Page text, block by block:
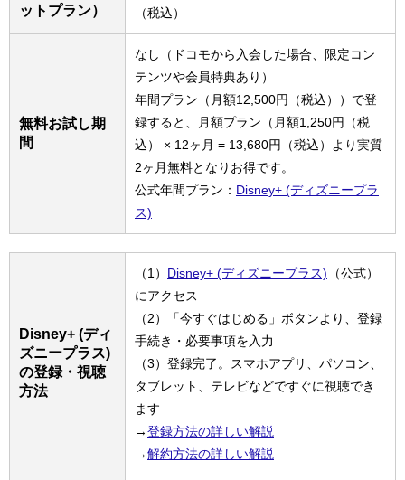
ットプラン）
（税込）
無料お試し期
間
なし（ドコモから入会した場合、限定コン
テンツや会員特典あり）
年間プラン（月額12,500円（税込））で登
録すると、月額プラン（月額1,250円（税
込） × 12ヶ月 = 13,680円（税込）より実質
2ヶ月無料となりお得です。
公式年間プラン： Disney+ (ディズニープラ
ス)
Disney+ (ディ
ズニープラス)
の登録・視聴
方法
（1） Disney+ (ディズニープラス)
（公式）
にアクセス
（2）「今すぐはじめる」ボタンより、登録
手続き・必要事項を入力
（3）登録完了。スマホアプリ、パソコン、
タブレット、テレビなどですぐに視聴でき
ます
→登録方法の詳しい解説
→解約方法の詳しい解説